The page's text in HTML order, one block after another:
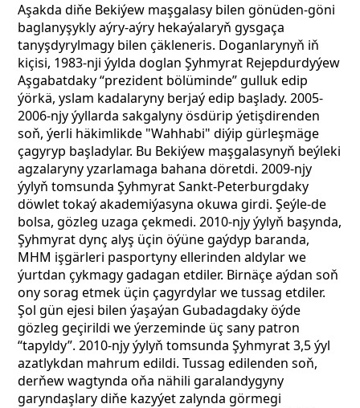
Aşakda diňe Bekiýew maşgalasy bilen gönüden-göni
baglanyşykly aýry-aýry hekaýalaryň gysgaça
tanyşdyrylmagy bilen çäkleneris. Doganlarynyň iň
kiçisi, 1983-nji ýylda doglan Şyhmyrat Rejepdurdyýew
Aşgabatdaky “prezident bölüminde” gulluk edip
ýörkä, yslam kadalaryny berjaý edip başlady. 2005-
2006-njy ýyllarda sakgalyny ösdürip ýetişdirenden
soň, ýerli häkimlikde "Wahhabi" diýip gürleşmäge
çagyryp başladylar. Bu Bekiýew maşgalasynyň beýleki
agzalaryny yzarlamaga bahana döretdi. 2009-njy
ýylyň tomsunda Şyhmyrat Sankt-Peterburgdaky
döwlet tokaý akademiýasyna okuwa girdi. Şeýle-de
bolsa, gözleg uzaga çekmedi. 2010-njy ýylyň başynda,
Şyhmyrat dynç alyş üçin öýüne gaýdyp baranda,
MHM işgärleri pasportyny ellerinden aldylar we
ýurtdan çykmagy gadagan etdiler. Birnäçe aýdan soň
ony sorag etmek üçin çagyrdylar we tussag etdiler.
Şol gün ejesi bilen ýaşaýan Gubadagdaky öýde
gözleg geçirildi we ýerzeminde üç sany patron
“tapyldy”. 2010-njy ýylyň tomsunda Şyhmyrat 3,5 ýyl
azatlykdan mahrum edildi. Tussag edilenden soň,
derňew wagtynda oňa nähili garalandygyny
garyndaşlary diňe kazyýet zalynda görmegi